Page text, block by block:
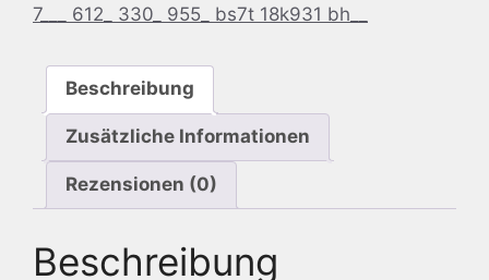
HSRNS
330
BS7T-
BH
7___ 612_ 330_ 955_ bs7t 18k931 bh__
Beschreibung
Zusätzliche Informationen
Rezensionen (0)
Beschreibung